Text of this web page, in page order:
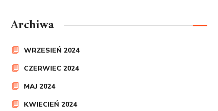
Archiwa
WRZESIEŃ 2024
CZERWIEC 2024
MAJ 2024
KWIECIEŃ 2024